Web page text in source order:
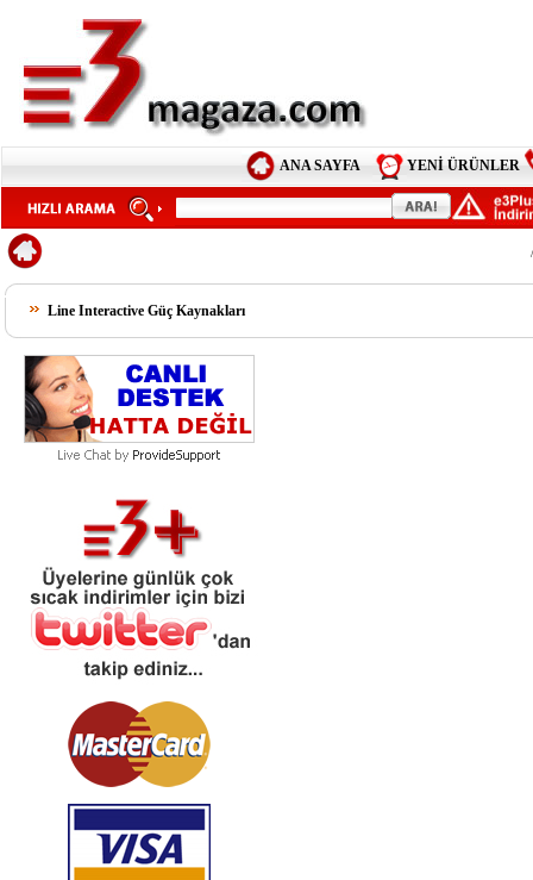
ANA SAYFA YENİ ÜRÜNLER
Line Interactive Güç Kaynakları